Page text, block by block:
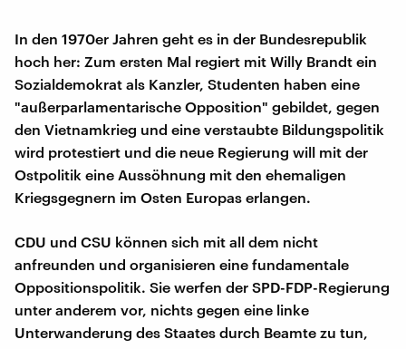
In den 1970er Jahren geht es in der Bundesrepublik
hoch her: Zum ersten Mal regiert mit Willy Brandt ein
Sozialdemokrat als Kanzler, Studenten haben eine
"außerparlamentarische Opposition" gebildet, gegen
den Vietnamkrieg und eine verstaubte Bildungspolitik
wird protestiert und die neue Regierung will mit der
Ostpolitik eine Aussöhnung mit den ehemaligen
Kriegsgegnern im Osten Europas erlangen.
CDU und CSU können sich mit all dem nicht
anfreunden und organisieren eine fundamentale
Oppositionspolitik. Sie werfen der SPD-FDP-Regierung
unter anderem vor, nichts gegen eine linke
Unterwanderung des Staates durch Beamte zu tun,